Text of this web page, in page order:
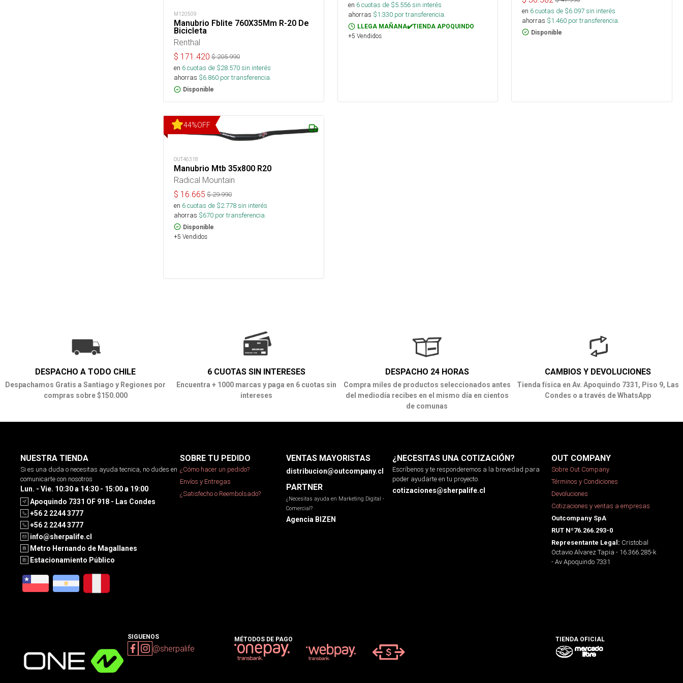
M120509
Manubrio Fblite 760X35Mm R-20 De
Bicicleta
Renthal
$ 171.420 $205.990
en 6cuotas de $28.570sin interés
ahorras $6.860 por transferencia.
Disponible
en 6cuotas de $5.556sin interés
ahorras $1.330por transferencia.
LLEGA MAÑANA✔️TIENDA APOQUINDO
+5 Vendidos
en 6cuotas de $6.097sin interés
ahorras $1.460 por transferencia.
Disponible
44%OFF
OUT46318
Manubrio Mtb 35x800 R20
Radical Mountain
$ 16.665 $29.990
en 6cuotas de $2.778sin interés
ahorras $670 por transferencia.
Disponible
+5 Vendidos
DESPACHO A TODO CHILE
Despachamos Gratis a Santiago y Regiones por
compras sobre $150.000
6 CUOTAS SIN INTERESES
Encuentra + 1000 marcas y paga en 6 cuotas sin
intereses
DESPACHO 24 HORAS
Compra miles de productos seleccionados antes
del mediodía recibes en el mismo día en cientos
de comunas
CAMBIOS Y DEVOLUCIONES
Tienda física en Av. Apoquindo 7331, Piso 9, Las
Condes o a través de WhatsApp
NUESTRA TIENDA
Si es una duda o necesitas ayuda tecnica, no dudes en
comunicarte con nosotros
Lun. - Vie. 10:30 a 14:30 - 15:00 a 19:00
Apoquindo 7331 OF 918 - Las Condes
+56 2 2244 3777
+56 2 2244 3777
info@sherpalife.cl
Metro Hernando de Magallanes
Estacionamiento Público
SOBRE TU PEDIDO
¿Cómo hacer un pedido?
Envíos y Entregas
¿Satisfecho o Reembolsado?
VENTAS MAYORISTAS
distribucion@outcompany.cl
PARTNER
¿Necesitas ayuda en Marketing Digital -
Comercial?
Agencia BIZEN
¿NECESITAS UNA COTIZACIÓN?
Escríbenos y te responderemos a la brevedad para
poder ayudarte en tu proyecto.
cotizaciones@sherpalife.cl
OUT COMPANY
Sobre Out Company
Términos y Condiciones
Devoluciones
Cotizaciones y ventas a empresas
Outcompany SpA
RUT Nº76.266.293-0
Representante Legal: Cristobal
Octavio Alvarez Tapia - 16.366.285-k
- Av Apoquindo 7331
SIGUENOS
@sherpalife
MÉTODOS DE PAGO TIENDA OFICIAL